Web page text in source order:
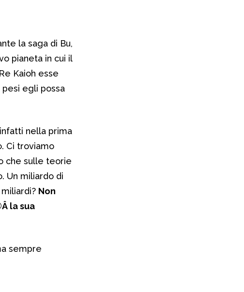
la saga di Bu,
pianeta in cui il
Kaioh esse
egli possa
nella prima
Ci troviamo
che sulle teorie
Un miliardo di
Non
la sua
sempre